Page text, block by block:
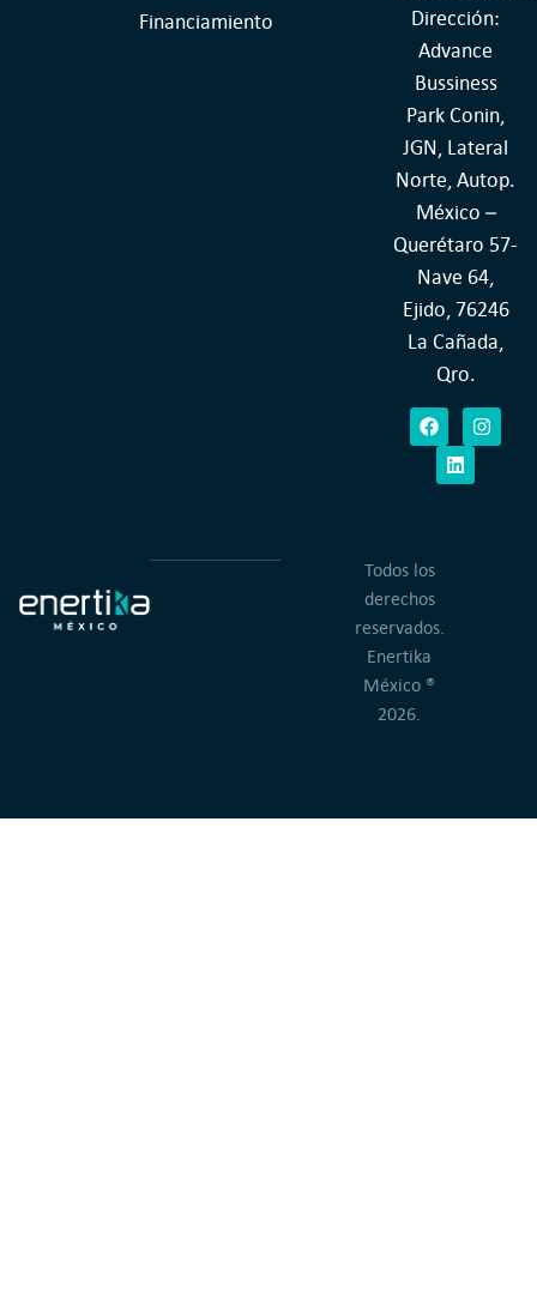
Financiamiento
Dirección:
Advance
Bussiness
Park Conin,
JGN, Lateral
Norte, Autop.
México –
Querétaro 57-
Nave 64,
Ejido, 76246
La Cañada,
Qro.
Todos los
derechos
reservados.
Enertika
México ®
2026.